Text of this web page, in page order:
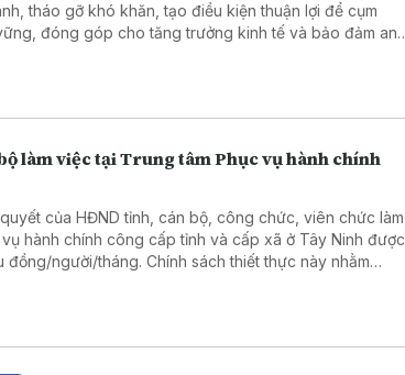
tháo gỡ khó khăn, tạo điều kiện thuận lợi để cụm
đóng góp cho tăng trưởng kinh tế và bảo đảm an
làm việc tại Trung tâm Phục vụ hành chính
của HĐND tỉnh, cán bộ, công chức, viên chức làm
hành chính công cấp tỉnh và cấp xã ở Tây Ninh được
đồng/người/tháng. Chính sách thiết thực này nhằm